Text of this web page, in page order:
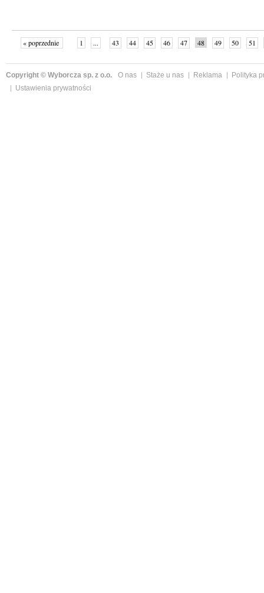
« poprzednie 1 ... 43 44 45 46 47 48 49 50
51
Copyright © Wyborcza sp. z o.o. O nas Staże u nas Reklama
Polityka
Ustawienia prywatności